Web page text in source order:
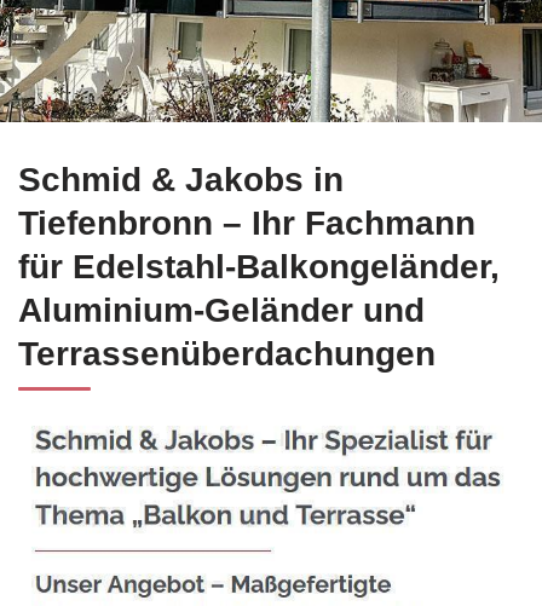
Ihre Möglichkeiten für Edelstahl Balkongeländer in
Schmid & Jakobs in
Tiefenbronn – Ihr Fachmann
für Edelstahl-Balkongeländer,
Aluminium-Geländer und
Terrassenüberdachungen